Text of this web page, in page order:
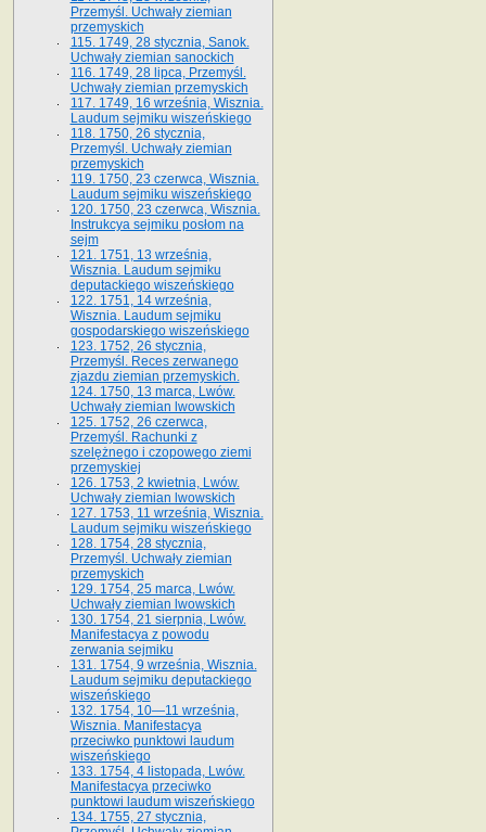
Przemyśl. Uchwały ziemian
przemyskich
115. 1749, 28 stycznia, Sanok.
Uchwały ziemian sanockich
116. 1749, 28 lipca, Przemyśl.
Uchwały ziemian przemyskich
117. 1749, 16 września, Wisznia.
Laudum sejmiku wiszeńskiego
118. 1750, 26 stycznia,
Przemyśl. Uchwały ziemian
przemyskich
119. 1750, 23 czerwca, Wisznia.
Laudum sejmiku wiszeńskiego
120. 1750, 23 czerwca, Wisznia.
Instrukcya sejmiku posłom na
sejm
121. 1751, 13 września,
Wisznia. Laudum sejmiku
deputackiego wiszeńskiego
122. 1751, 14 września,
Wisznia. Laudum sejmiku
gospodarskiego wiszeńskiego
123. 1752, 26 stycznia,
Przemyśl. Reces zerwanego
zjazdu ziemian przemyskich.
124. 1750, 13 marca, Lwów.
Uchwały ziemian lwowskich
125. 1752, 26 czerwca,
Przemyśl. Rachunki z
szelężnego i czopowego ziemi
przemyskiej
126. 1753, 2 kwietnia, Lwów.
Uchwały ziemian lwowskich
127. 1753, 11 września, Wisznia.
Laudum sejmiku wiszeńskiego
128. 1754, 28 stycznia,
Przemyśl. Uchwały ziemian
przemyskich
129. 1754, 25 marca, Lwów.
Uchwały ziemian lwowskich
130. 1754, 21 sierpnia, Lwów.
Manifestacya z powodu
zerwania sejmiku
131. 1754, 9 września, Wisznia.
Laudum sejmiku deputackiego
wiszeńskiego
132. 1754, 10—11 września,
Wisznia. Manifestacya
przeciwko punktowi laudum
wiszeńskiego
133. 1754, 4 listopada, Lwów.
Manifestacya przeciwko
punktowi laudum wiszeńskiego
134. 1755, 27 stycznia,